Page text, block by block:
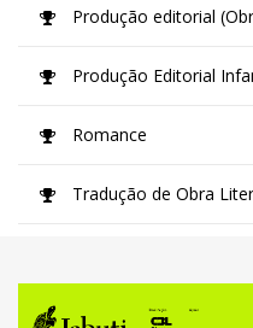
Produção editorial
Produção Editorial
Romance
Tradução de Obra